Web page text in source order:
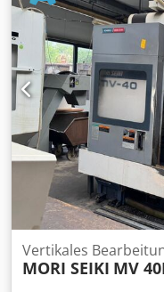
von 2.240 mm ist als
Pendelbetrieb
Vertikales
MORI SEIKI MV